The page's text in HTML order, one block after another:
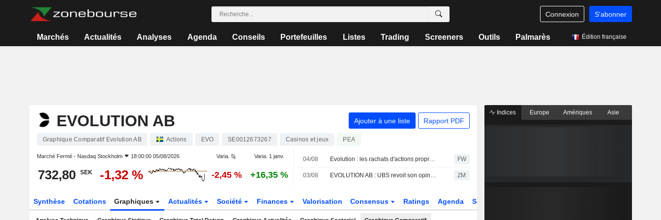
Connexion S'abonner
Marchés Actualités Analyses Agenda Conseils Portefeuilles Listes Trading Screeners Outils Palmarès Édition française
EVOLUTION AB Ajouter à une liste Rapport PDF
Graphique Comparatif Evolution AB Actions EVO SE0012673267 Casinos et jeux PEA
Marché Fermé - Nasdaq Stockholm 18:00:00 05/08/2026 Varia. 5j. Varia. 1 janv.
732,80 SEK -1,32 % -2,45 % +16,35 %
04/08 Evolution : les rachats d'actions propres franchissent le seuil des 5 % FW
03/08 EVOLUTION AB : UBS revoit son opinion et passe à neutre ZM
Synthèse Cotations Graphiques Actualités Société Finances Valorisation Consensus Ratings Agenda Secteur
Indices Europe Amériques Asie